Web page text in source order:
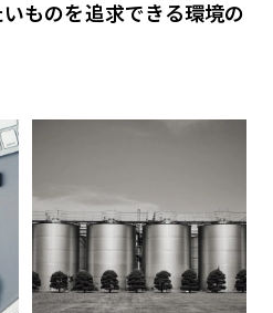
いものを追求できる環境の